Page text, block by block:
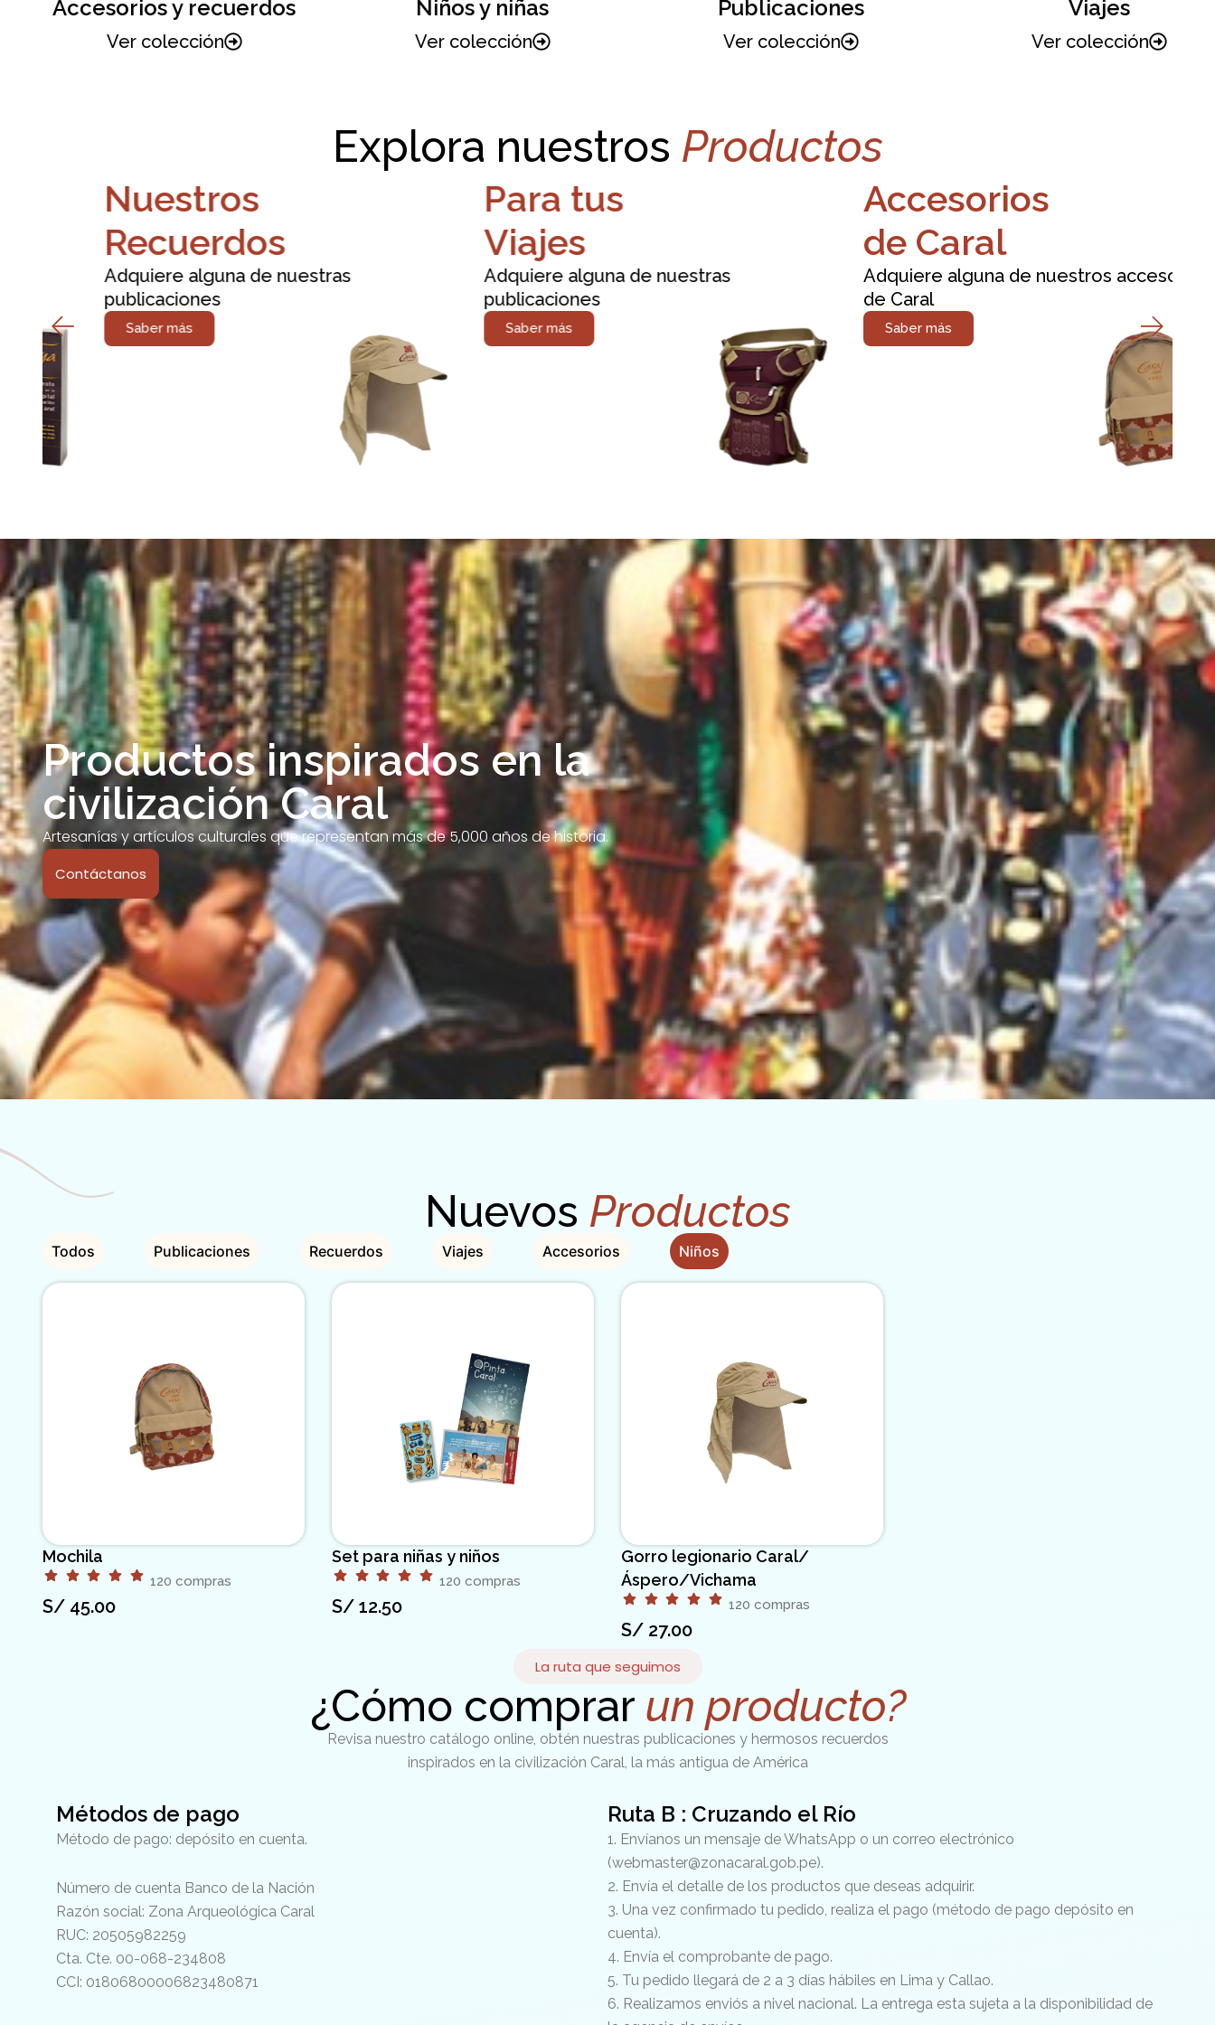
Accesorios y recuerdos
Ver colección
Niños y niñas
Ver colección
Publicaciones
Ver colección
Viajes
Ver colección
Explora nuestros Productos
Nuestros
Recuerdos
Adquiere alguna de nuestras
publicaciones
Saber más
Para tus
Viajes
Adquiere alguna de nuestras
publicaciones
Saber más
Accesorios
de Caral
Adquiere alguna de nuestros accesorios
de Caral
Saber más
Productos inspirados en la
civilización Caral
Artesanías y artículos culturales que representan más de 5,000 años de historia.
Contáctanos
Nuevos Productos
Todos Publicaciones Recuerdos Viajes Accesorios Niños
Mochila
120 compras
S/ 45.00
Set para niñas y niños
120 compras
S/ 12.50
Gorro legionario Caral/
Áspero/Vichama
120 compras
S/ 27.00
La ruta que seguimos
¿Cómo comprar un producto?
Revisa nuestro catálogo online, obtén nuestras publicaciones y hermosos recuerdos
inspirados en la civilización Caral, la más antigua de América
Métodos de pago
Método de pago: depósito en cuenta.
Número de cuenta Banco de la Nación
Razón social: Zona Arqueológica Caral
RUC: 20505982259
Cta. Cte. 00-068-234808
CCI: 01806800006823480871
Ruta B : Cruzando el Río
1. Envíanos un mensaje de WhatsApp o un correo electrónico
(webmaster@zonacaral.gob.pe).
2. Envía el detalle de los productos que deseas adquirir.
3. Una vez confirmado tu pedido, realiza el pago (método de pago depósito en
cuenta).
4. Envía el comprobante de pago.
5. Tu pedido llegará de 2 a 3 días hábiles en Lima y Callao.
6. Realizamos enviós a nivel nacional. La entrega esta sujeta a la disponibilidad de